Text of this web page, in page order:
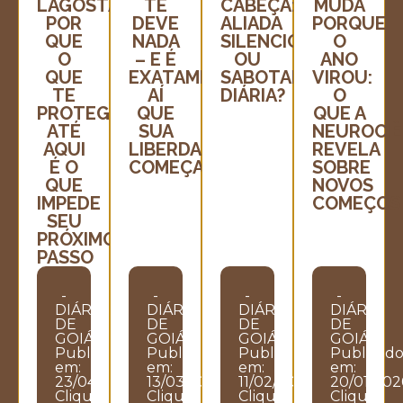
LAGOSTA:
POR
QUE
O
QUE
TE
PROTEGEU
ATÉ
AQUI
É O
QUE
IMPEDE
SEU
PRÓXIMO
PASSO
-
DIÁRIO
DE
GOIÁS
Publicado
em:
23/04/2026
Clique
TE
DEVE
NADA
– E É
EXATAMENTE
AÍ
QUE
SUA
LIBERDADE
COMEÇA
-
DIÁRIO
DE
GOIÁS
Publicado
em:
13/03/2026
Clique
CABEÇA:
ALIADA
SILENCIOSA
OU
SABOTADORA
DIÁRIA?
-
DIÁRIO
DE
GOIÁS
Publicado
em:
11/02/2026
Clique
MUDA
PORQUE
O
ANO
VIROU:
O
QUE A
REVELA
SOBRE
NOVOS
COMEÇOS
-
DIÁRIO
DE
GOIÁS
Publicado
em:
20/01/
Clique